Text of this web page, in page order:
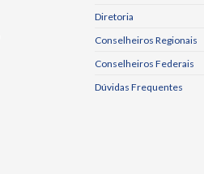
Diretoria
Conselheiros Regionais
Conselheiros Federais
Dúvidas Frequentes